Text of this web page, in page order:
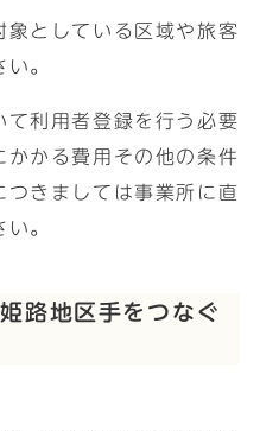
象としている区域や旅客
。
て利用者登録を行う必要
かかる費用その他の条件
つきましては事業所に直
。
路地区手をつなぐ